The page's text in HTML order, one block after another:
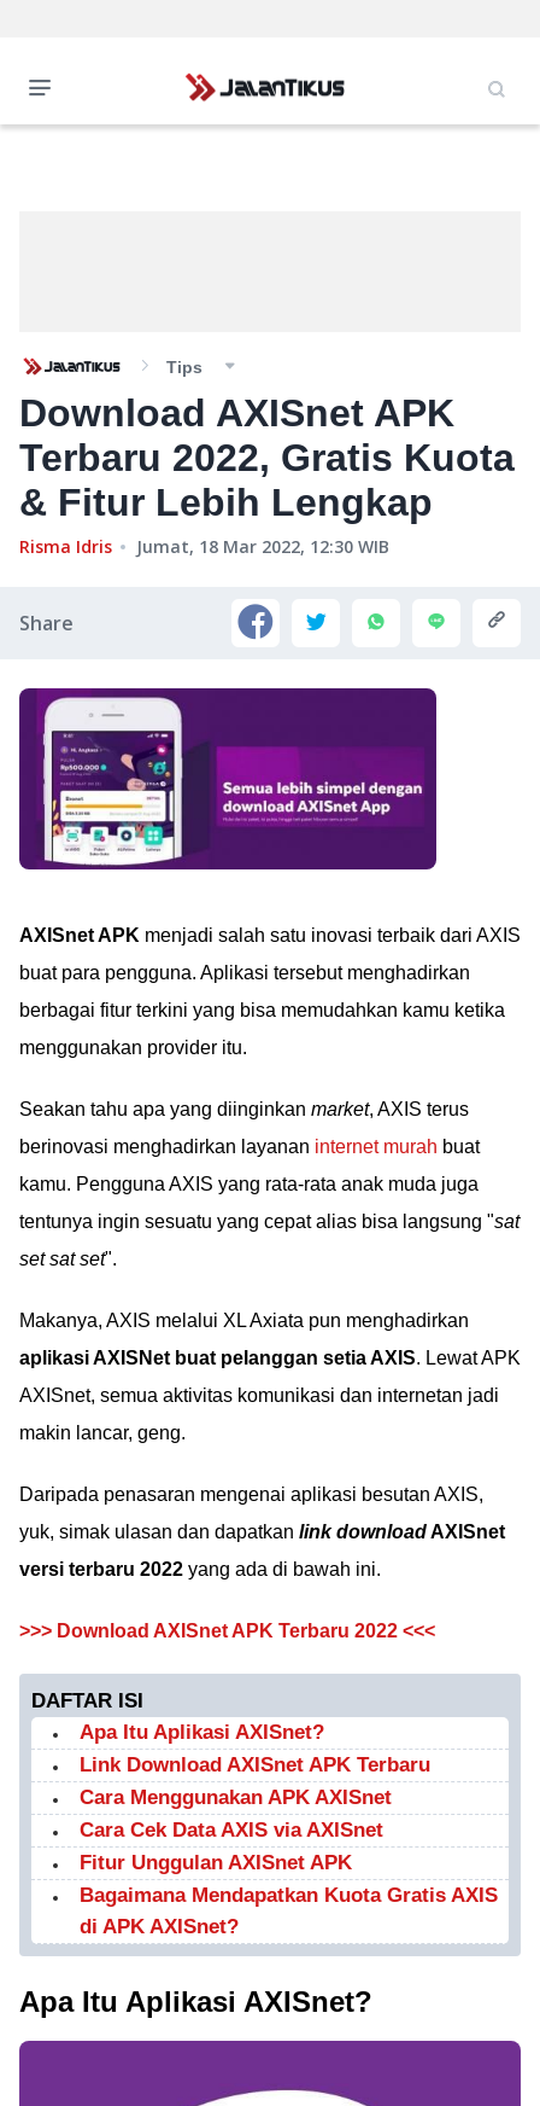
Tips
Download AXISnet APK
Terbaru 2022, Gratis Kuota
& Fitur Lebih Lengkap
Risma Idris Jumat, 18 Mar 2022, 12:30 WIB
Share
AXISnet APK menjadi salah satu inovasi terbaik dari AXIS
buat para pengguna. Aplikasi tersebut menghadirkan
berbagai fitur terkini yang bisa memudahkan kamu ketika
menggunakan provider itu.
Seakan tahu apa yang diinginkan market, AXIS terus
berinovasi menghadirkan layanan internet murah buat
kamu. Pengguna AXIS yang rata-rata anak muda juga
tentunya ingin sesuatu yang cepat alias bisa langsung "sat
set sat set".
Makanya, AXIS melalui XL Axiata pun menghadirkan
aplikasi AXISNet buat pelanggan setia AXIS. Lewat APK
AXISnet, semua aktivitas komunikasi dan internetan jadi
makin lancar, geng.
Daripada penasaran mengenai aplikasi besutan AXIS,
yuk, simak ulasan dan dapatkan link downloadAXISnet
versi terbaru 2022 yang ada di bawah ini.
>>> Download AXISnet APK Terbaru 2022 <<<
DAFTAR ISI
Apa Itu Aplikasi AXISnet?
Link Download AXISnet APK Terbaru
Cara Menggunakan APK AXISnet
Cara Cek Data AXIS via AXISnet
Fitur Unggulan AXISnet APK
Bagaimana Mendapatkan Kuota Gratis AXIS
di APK AXISnet?
Apa Itu Aplikasi AXISnet?